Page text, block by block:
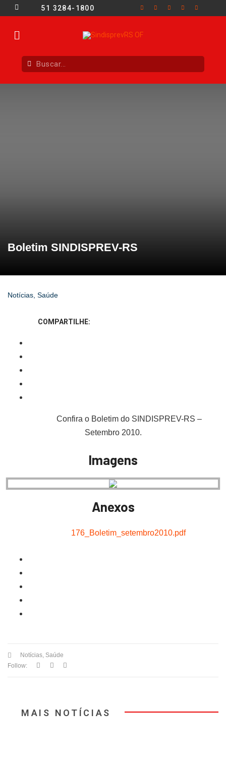
51 3284-1800
Boletim SINDISPREV-RS
Notícias, Saúde
COMPARTILHE:
Confira o Boletim do SINDISPREV-RS –
Setembro 2010.
Imagens
Anexos
176_Boletim_setembro2010.pdf
Notícias, Saúde
Follow:
MAIS NOTÍCIAS